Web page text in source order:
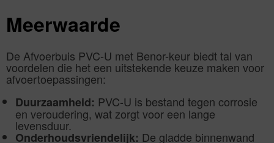
Meerwaarde
De Afvoerbuis PVC-U met Benor-keur biedt tal van
voordelen die het een uitstekende keuze maken voor
afvoertoepassingen:
Duurzaamheid: PVC-U is bestand tegen corrosie
en veroudering, wat zorgt voor een lange
levensduur.
Onderhoudsvriendelijk: De gladde binnenwand